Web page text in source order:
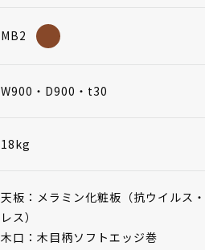
MB2
W900・D900・t30
18kg
天板：メラミン化粧板（抗ウイルス
レス）
木口：木目柄ソフトエッジ巻